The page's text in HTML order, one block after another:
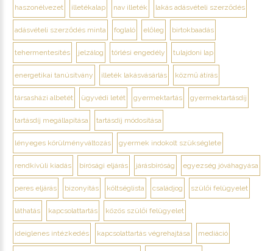
haszonélvezet illetékalap nav illeték lakás adásvételi szerződés
adásvételi szerződés minta foglaló előleg birtokbaadás
tehermentesítés jelzálog törlési engedély tulajdoni lap
energetikai tanúsítvány illeték lakásvásárlás közmű átírás
társasházi albetét ügyvédi letét gyermektartás gyermektartásdíj
tartásdíj megállapítása tartásdíj módosítása
lényeges körülményváltozás gyermek indokolt szükséglete
rendkívüli kiadás bírósági eljárás járásbíróság egyezség jóváhagyása
peres eljárás bizonyítás költséglista családjog szülői felügyelet
láthatás kapcsolattartás közös szülői felügyelet
ideiglenes intézkedés kapcsolattartás végrehajtása mediáció